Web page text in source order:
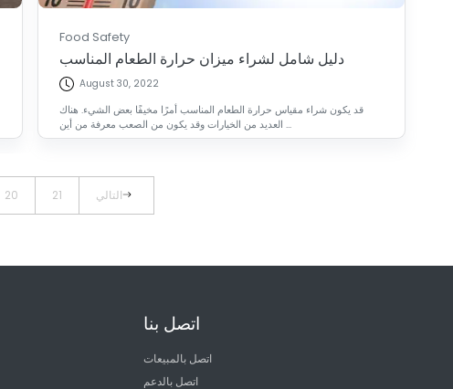
Food Safety
دليل شامل لشراء ميزان حرارة الطعام المناسب
August 30, 2022
قد يكون شراء مقياس حرارة الطعام المناسب أمرًا مخيفًا بعض الشيء. هناك
العديد من الخيارات وقد يكون من الصعب معرفة من أين ...
20 21 التالي
اتصل بنا
اتصل بالمبيعات
اتصل بالدعم